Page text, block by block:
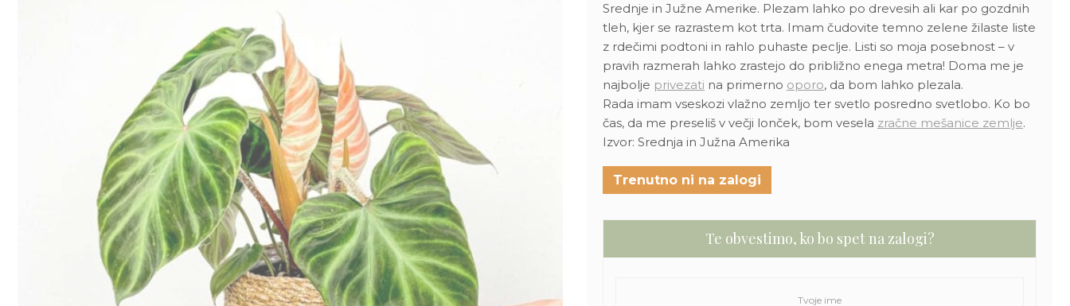
Srednje in Južne Amerike. Plezam lahko po drevesih ali kar po gozdnih
tleh, kjer se razrastem kot trta. Imam čudovite temno zelene žilaste liste
z rdečimi podtoni in rahlo puhaste peclje. Listi so moja posebnost – v
pravih razmerah lahko zrastejo do približno enega metra! Doma me je
najbolje privezati na primerno oporo, da bom lahko plezala.
Rada imam vseskozi vlažno zemljo ter svetlo posredno svetlobo. Ko bo
čas, da me preseliš v večji lonček, bom vesela zračne mešanice zemlje.
Izvor: Srednja in Južna Amerika
Trenutno ni na zalogi
Te obvestimo, ko bo spet na zalogi?